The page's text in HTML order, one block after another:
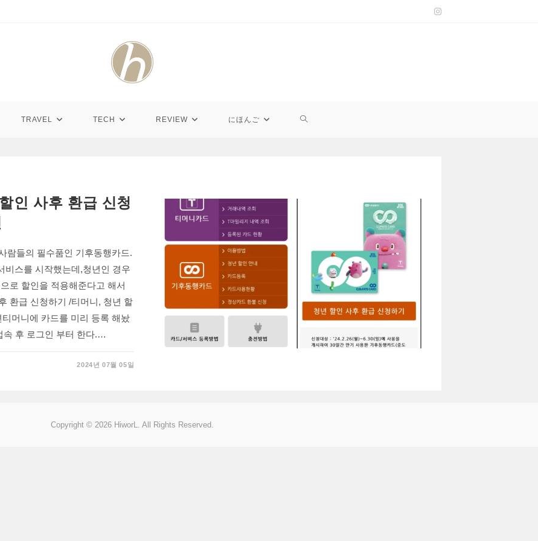
TRAVEL TECH REVIEW にほんご TOGGLE
사후 환급 신청
람들의 필수품인 기후동행카드.
비스를 시작했는데,청년인 경우
로 할인을 적용해준다고 해서
환급 신청하기 /티머니, 청년 할
머니에 카드를 미리 등록 해놨
속 후 로그인 부터 한다.…
2024년 07월 05일
Copyright © 2026 HiworL. All Rights Reserved.